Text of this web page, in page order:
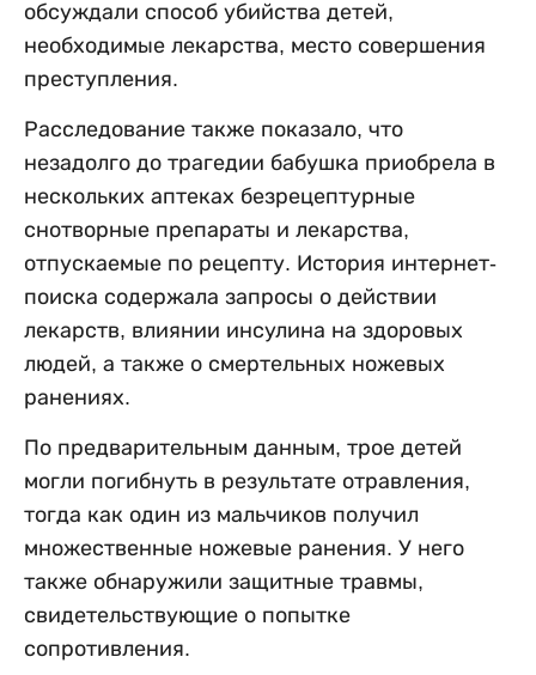
обсуждали способ убийства детей,
необходимые лекарства, место совершения
преступления.
Расследование также показало, что
незадолго до трагедии бабушка приобрела в
нескольких аптеках безрецептурные
снотворные препараты и лекарства,
отпускаемые по рецепту. История интернет-
поиска содержала запросы о действии
лекарств, влиянии инсулина на здоровых
людей, а также о смертельных ножевых
ранениях.
По предварительным данным, трое детей
могли погибнуть в результате отравления,
тогда как один из мальчиков получил
множественные ножевые ранения. У него
также обнаружили защитные травмы,
свидетельствующие о попытке
сопротивления.